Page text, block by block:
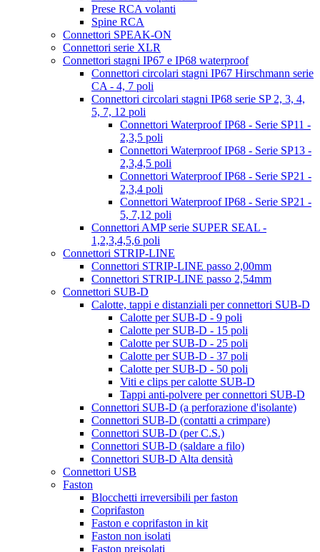
Prese RCA volanti
Spine RCA
Connettori SPEAK-ON
Connettori serie XLR
Connettori stagni IP67 e IP68 waterproof
Connettori circolari stagni IP67 Hirschmann serie
CA - 4, 7 poli
Connettori circolari stagni IP68 serie SP 2, 3, 4,
5, 7, 12 poli
Connettori Waterproof IP68 - Serie SP11 -
2,3,5 poli
Connettori Waterproof IP68 - Serie SP13 -
2,3,4,5 poli
Connettori Waterproof IP68 - Serie SP21 -
2,3,4 poli
Connettori Waterproof IP68 - Serie SP21 -
5, 7,12 poli
Connettori AMP serie SUPER SEAL -
1,2,3,4,5,6 poli
Connettori STRIP-LINE
Connettori STRIP-LINE passo 2,00mm
Connettori STRIP-LINE passo 2,54mm
Connettori SUB-D
Calotte, tappi e distanziali per connettori SUB-D
Calotte per SUB-D - 9 poli
Calotte per SUB-D - 15 poli
Calotte per SUB-D - 25 poli
Calotte per SUB-D - 37 poli
Calotte per SUB-D - 50 poli
Viti e clips per calotte SUB-D
Tappi anti-polvere per connettori SUB-D
Connettori SUB-D (a perforazione d'isolante)
Connettori SUB-D (contatti a crimpare)
Connettori SUB-D (per C.S.)
Connettori SUB-D (saldare a filo)
Connettori SUB-D Alta densità
Connettori USB
Faston
Blocchetti irreversibili per faston
Coprifaston
Faston e coprifaston in kit
Faston non isolati
Faston preisolati